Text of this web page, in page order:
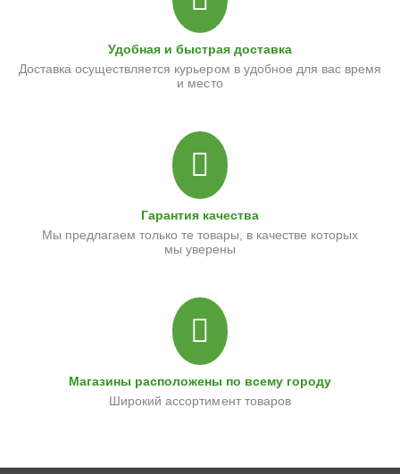
Удобная и быстрая доставка
Доставка осуществляется курьером в удобное для вас время
и место
Гарантия качества
Мы предлагаем только те товары, в качестве которых
мы уверены
Магазины расположены по всему городу
Широкий ассортимент товаров